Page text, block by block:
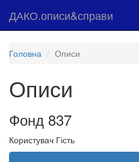
ДАКО.описи&справи
Головна Описи
Описи
Фонд 837
Користувач Гість